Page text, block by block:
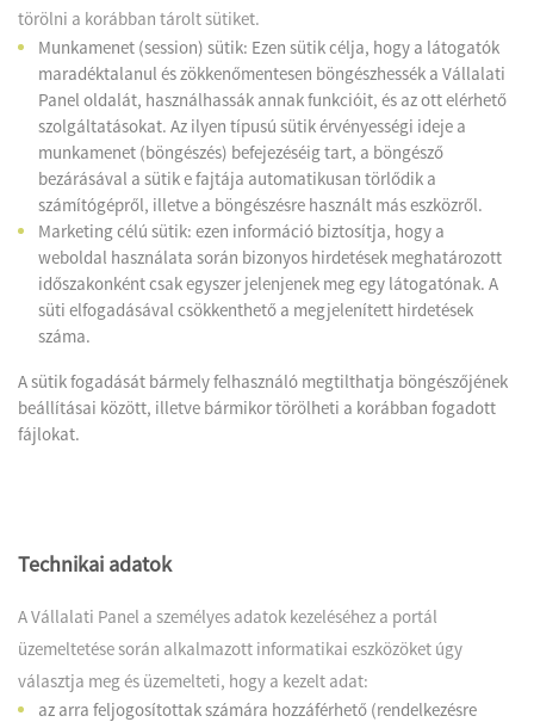
törölni a korábban tárolt sütiket.
Munkamenet (session) sütik: Ezen sütik célja, hogy a látogatók
maradéktalanul és zökkenőmentesen böngészhessék a Vállalati
Panel oldalát, használhassák annak funkcióit, és az ott elérhető
szolgáltatásokat. Az ilyen típusú sütik érvényességi ideje a
munkamenet (böngészés) befejezéséig tart, a böngésző
bezárásával a sütik e fajtája automatikusan törlődik a
számítógépről, illetve a böngészésre használt más eszközről.
Marketing célú sütik: ezen információ biztosítja, hogy a
weboldal használata során bizonyos hirdetések meghatározott
időszakonként csak egyszer jelenjenek meg egy látogatónak. A
süti elfogadásával csökkenthető a megjelenített hirdetések
száma.
A sütik fogadását bármely felhasználó megtilthatja böngészőjének
beállításai között, illetve bármikor törölheti a korábban fogadott
fájlokat.
Technikai adatok
A Vállalati Panel a személyes adatok kezeléséhez a portál
üzemeltetése során alkalmazott informatikai eszközöket úgy
választja meg és üzemelteti, hogy a kezelt adat:
az arra feljogosítottak számára hozzáférhető (rendelkezésre